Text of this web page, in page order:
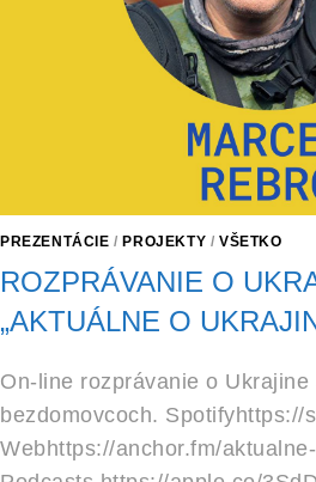
PREZENTÁCIE /PROJEKTY /VŠETKO
ROZPRÁVANIE O
„AKTUÁLNE O
On-line rozprávanie o Ukrajine
bezdomovcoch. Spotifyhttps://
Webhttps://anchor.fm/